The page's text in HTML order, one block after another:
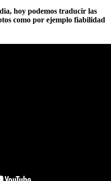
hoy podemos traducir las
como por ejemplo fiabilidad